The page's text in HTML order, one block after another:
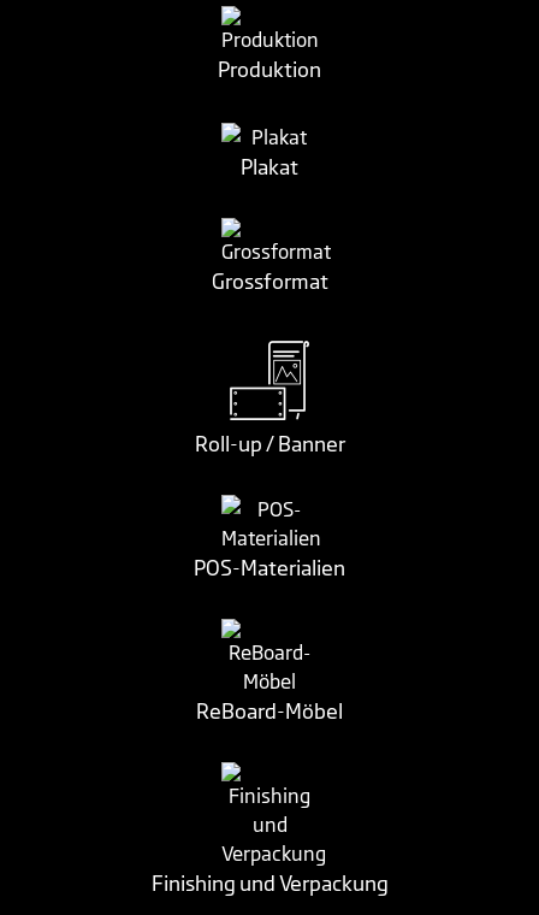
Produktion
Plakat
Grossformat
Roll-up / Banner
POS-Materialien
ReBoard-Möbel
Finishing und Verpackung